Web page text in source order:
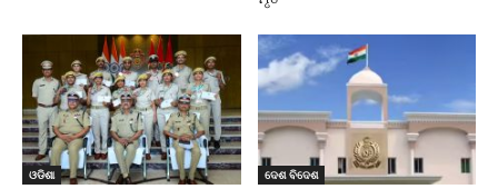
ଓଡିଶା ଦେଶ ବିଦେଶ